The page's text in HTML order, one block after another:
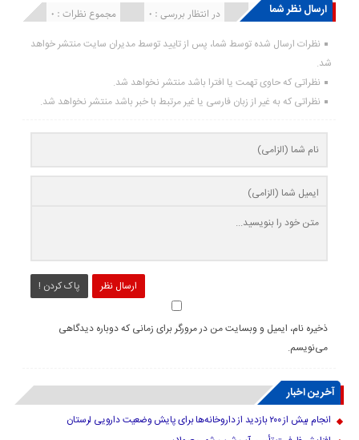
ارسال نظر شما
مجموع نظرات : 0 در انتظار بررسی : 0 انتشار یافته : ۰
نظرات ارسال شده توسط شما، پس از تایید توسط مدیران سایت منتشر خواهد
شد.
نظراتی که حاوی تهمت یا افترا باشد منتشر نخواهد شد.
نظراتی که به غیر از زبان فارسی یا غیر مرتبط با خبر باشد منتشر نخواهد شد.
ارسال نظر پاک کردن !
ذخیره نام، ایمیل و وبسایت من در مرورگر برای زمانی که دوباره دیدگاهی
می‌نویسم.
آخرین اخبار
انجام بیش از ۲۰۰ بازدید از داروخانه‌ها برای پایش وضعیت دارویی لرستان